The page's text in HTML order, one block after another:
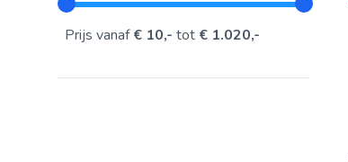
Prijs vanaf€ 10,- tot € 1.020,-